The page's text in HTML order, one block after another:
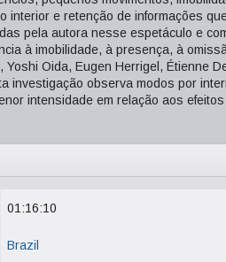
interior e retenção de informações
pela autora nesse espetáculo e
à imobilidade, à presença, à
Yoshi Oida, Eugen Herrigel, Étienne
investigação observa modos por
intensidade em relação aos
01:16:10
Brazil